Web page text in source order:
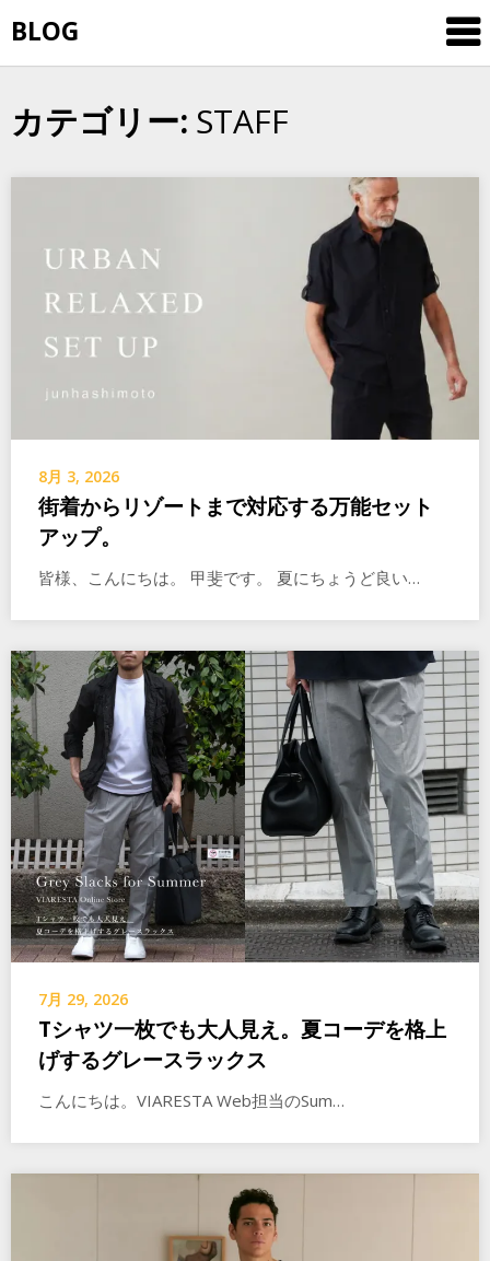
to
content
BLOG
カテゴリー: STAFF
8月 3, 2026
街着からリゾートまで対応する万能セット
アップ。
皆様、こんにちは。 甲斐です。 夏にちょうど良い…
7月 29, 2026
Tシャツ一枚でも大人見え。夏コーデを格上
げするグレースラックス
こんにちは。VIARESTA Web担当のSum…